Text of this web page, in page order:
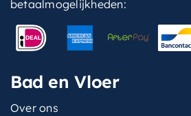
betaalmogelijkheden:
Bad en Vloer
Over ons